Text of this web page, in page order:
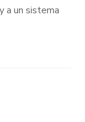
a un sistema